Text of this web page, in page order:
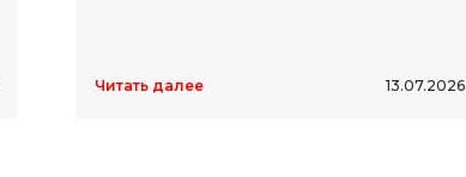
Читать далее 13.07.2026